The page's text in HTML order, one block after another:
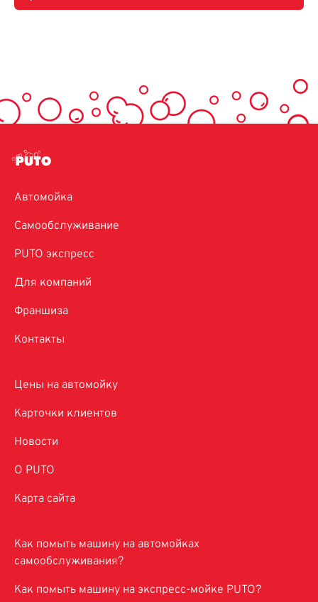
Автомойка
Самообслуживание
PUTO экспресс
Для компаний
Франшиза
Контакты
Цены на автомойку
Карточки клиентов
Новости
O PUTO
Карта сайта
Как помыть машину на автомойках
самообслуживания?
Как помыть машину на экспресс-мойке PUTO?